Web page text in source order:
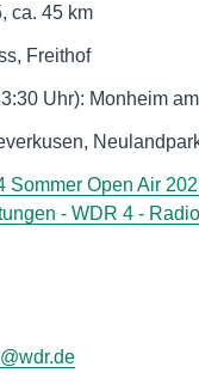
ca. 45 km
Freithof
Uhr): Monheim
Sommer Open Air
- WDR 4 -